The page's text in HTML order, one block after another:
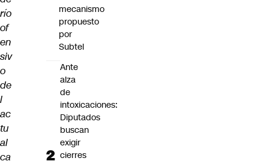
río
of
en
siv
o
de
l
ac
tu
al
ca
mecanismo
propuesto
por
Subtel
Ante
alza
de
intoxicaciones:
Diputados
buscan
exigir
cierres